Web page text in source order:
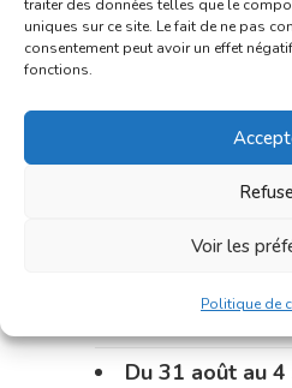
traiter des données telles que le
uniques sur ce site. Le fait de ne pas
consentement peut avoir un effet
fonctions.
Voir les
Politique de
Le 17 août :
Palobart (Laguépie)
du 21 au 28 août
Dupont (place de
Du 31 août au